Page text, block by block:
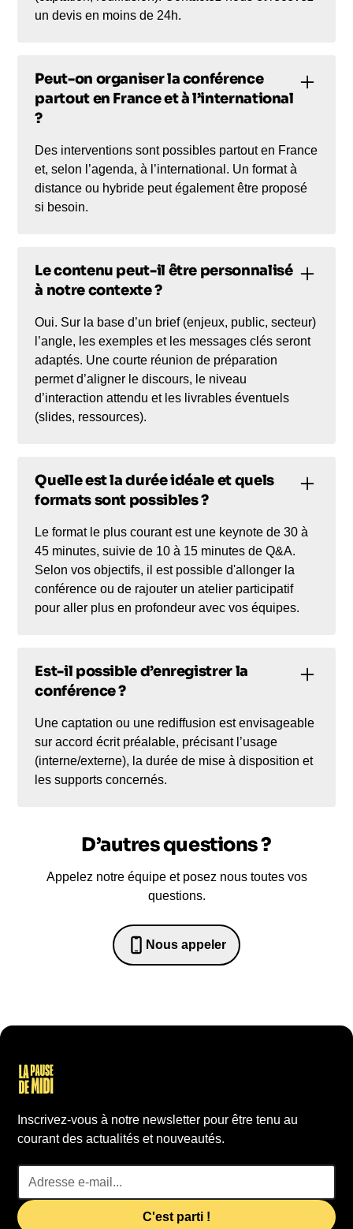
Un mémo opérationnel (structures de message,
un devis en moins de 24h.
Peut-on organiser la conférence
partout en France et à l’international
?
Des interventions sont possibles partout en France
et, selon l’agenda, à l’international. Un format à
distance ou hybride peut également être proposé
si besoin.
Le contenu peut-il être personnalisé
à notre contexte ?
Oui. Sur la base d’un brief (enjeux, public, secteur)
l’angle, les exemples et les messages clés seront
adaptés. Une courte réunion de préparation
permet d’aligner le discours, le niveau
d’interaction attendu et les livrables éventuels
(slides, ressources).
Quelle est la durée idéale et quels
formats sont possibles ?
Le format le plus courant est une keynote de 30 à
45 minutes, suivie de 10 à 15 minutes de Q&A.
Selon vos objectifs, il est possible d'allonger la
conférence ou de rajouter un atelier participatif
pour aller plus en profondeur avec vos équipes.
Est-il possible d’enregistrer la
conférence ?
Une captation ou une rediffusion est envisageable
sur accord écrit préalable, précisant l’usage
(interne/externe), la durée de mise à disposition et
les supports concernés.
D’autres questions ?
Appelez notre équipe et posez nous toutes vos
questions.
Nous appeler
0652698481
Inscrivez-vous à notre newsletter pour être tenu au
courant des actualités et nouveautés.